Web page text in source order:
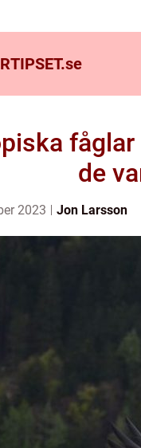
se
de
2023 Jon Larsson